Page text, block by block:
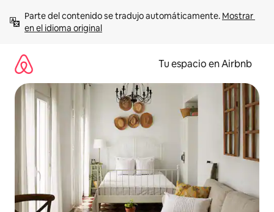
contenido
Parte del contenido se tradujo automáticamente. Mostrar
en el idioma original
Tu espacio en Airbnb